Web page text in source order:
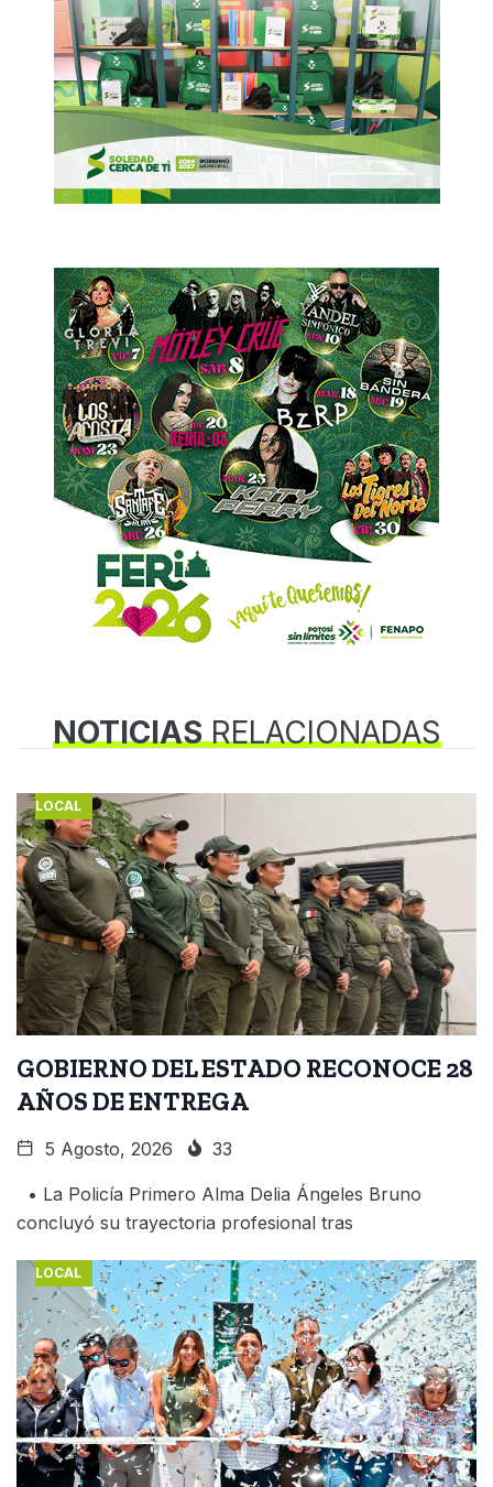
NOTICIASRELACIONADAS
LOCAL
GOBIERNO DEL ESTADO RECONOCE 28
AÑOS DE ENTREGA
5 Agosto, 2026 33
• La Policía Primero Alma Delia Ángeles Bruno
concluyó su trayectoria profesional tras
LOCAL